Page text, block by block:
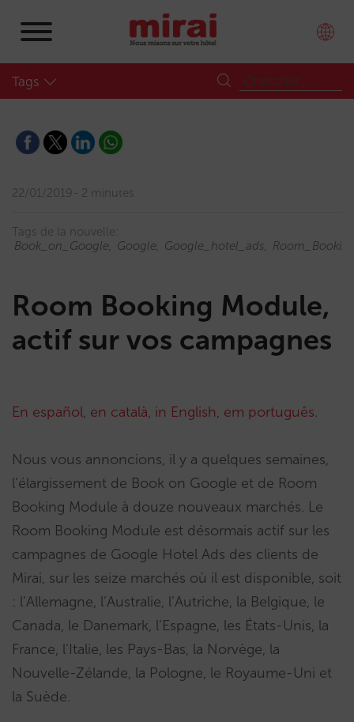
Tags
22/01/2019 2 minutes
Tags de la nouvelle:
Book_on_Google
Google Google_hotel_ads
Room Booking Module,
actif sur vos campagnes
En español, en català, in English, em português.
Nous vous annoncions, il y a quelques semaines,
l’élargissement de Book on Google et de Room
Booking Module à douze nouveaux marchés. Le
Room Booking Module est désormais actif sur les
campagnes de Google Hotel Ads des clients de
Mirai, sur les seize marchés où il est disponible, soit
: l’Allemagne, l’Australie, l’Autriche, la Belgique, le
Canada, le Danemark, l’Espagne, les États-Unis, la
France, l’Italie, les Pays-Bas, la Norvège, la
Nouvelle-Zélande, la Pologne, le Royaume-Uni et
la Suède.